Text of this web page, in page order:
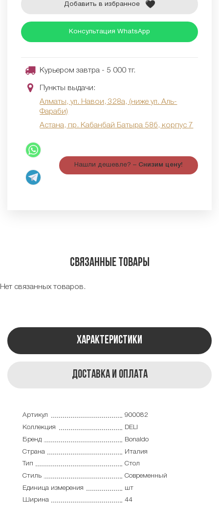
Добавить в избранное
Консультация WhatsApp
Курьером завтра - 5 000 тг.
Пункты выдачи:
Алматы, ул. Навои, 328а, (ниже ул. Аль-
Фараби)
Астана, пр. Кабанбай Батыра 58б, корпус 7
Нашли дешевле? – Снизим цену!
Связанные товары
Нет связанных товаров.
Характеристики
Доставка и оплата
Артикул
900082
Коллекция
DELI
Бренд
Bonaldo
Страна
Италия
Тип
Стол
Стиль
Современный
Единица измерения
шт
Ширина
44